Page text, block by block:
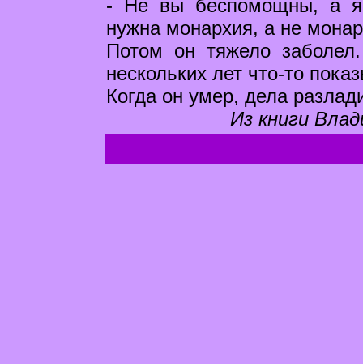
- Не вы беспомощны, а я
нужна монархия, а не
Потом он тяжело
нескольких лет что-то
Когда он умер, дела
Из книги